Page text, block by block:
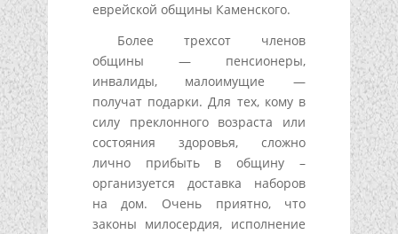
еврейской общины Каменского.
Более трехсот членов
общины — пенсионеры,
инвалиды, малоимущие —
получат подарки. Для тех, кому в
силу преклонного возраста или
состояния здоровья, сложно
лично прибыть в общину –
организуется доставка наборов
на дом. Очень приятно, что
законы милосердия, исполнение